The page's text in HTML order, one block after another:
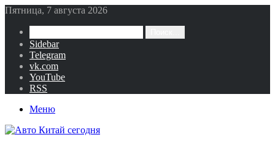
Пятница, 7 августа 2026
Sidebar
Telegram
vk.com
YouTube
RSS
Меню